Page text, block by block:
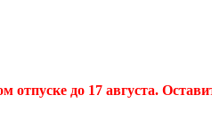
до 17 августа.